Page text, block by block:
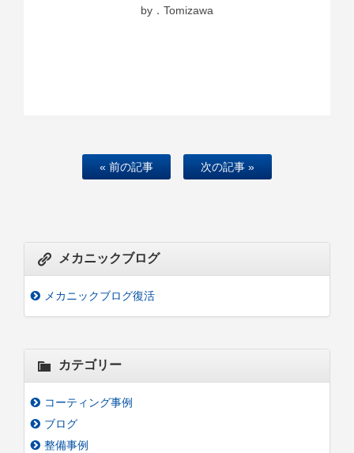
by．Tomizawa
« 前の記事 次の記事 »
メカニックブログ
メカニックブログ復活
カテゴリー
コーティング事例
ブログ
整備事例